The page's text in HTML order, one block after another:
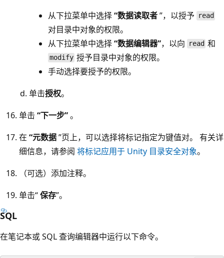
从下拉菜单中选择“数据读取者”，以授予 read
对目录中对象的权限。
从下拉菜单中选择“数据编辑器”，以向 read 和
modify 授予目录中对象的权限。
手动选择要授予的权限。
单击授权。
单击 “下一步”。
在 “元数据”页上，可以选择将标记指定为键值对。 有关详
细信息，请参阅 将标记应用于 Unity 目录安全对象。
（可选）添加注释。
单击“保存”。
SQL
在笔记本或 SQL 查询编辑器中运行以下命令。